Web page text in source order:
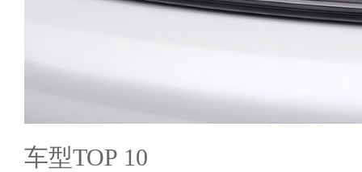
车型TOP 10